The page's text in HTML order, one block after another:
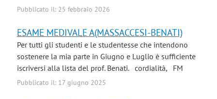
Pubblicato il: 25 febbraio 2026
ESAME MEDIVALE A(MASSACCESI-BENATI)
Per tutti gli studenti e le studentesse che intendono
sostenere la mia parte in Giugno e Luglio è sufficiente
iscriversi alla lista del prof. Benati. cordialità, FM
Pubblicato il: 17 giugno 2025